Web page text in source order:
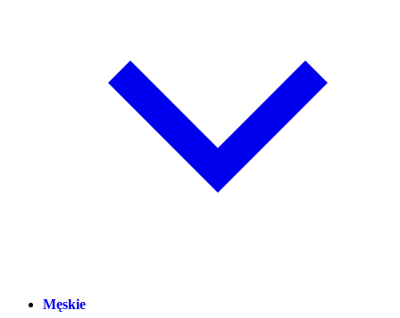
Męskie